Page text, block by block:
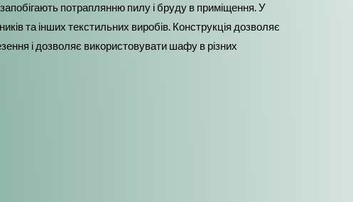
потраплянню пилу і бруду в приміщення. У
та інших текстильних виробів. Конструкція дозволяє
і дозволяє використовувати шафу в різних